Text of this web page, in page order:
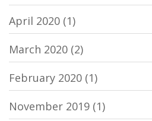
April 2020 (1)
March 2020 (2)
February 2020 (1)
November 2019 (1)